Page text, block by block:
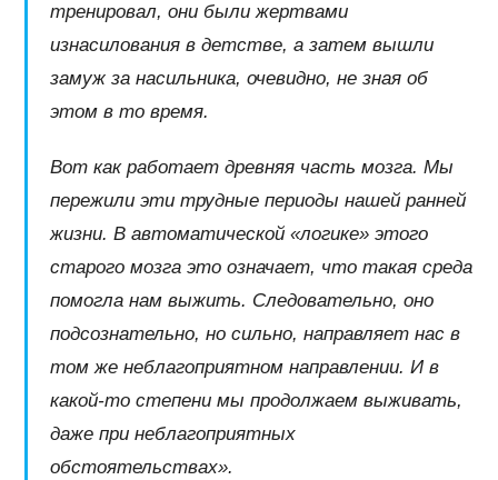
тренировал, они были жертвами
изнасилования в детстве, а затем вышли
замуж за насильника, очевидно, не зная об
этом в то время.
Вот как работает древняя часть мозга. Мы
пережили эти трудные периоды нашей ранней
жизни. В автоматической «логике» этого
старого мозга это означает, что такая среда
помогла нам выжить. Следовательно, оно
подсознательно, но сильно, направляет нас в
том же неблагоприятном направлении. И в
какой-то степени мы продолжаем выживать,
даже при неблагоприятных
обстоятельствах».